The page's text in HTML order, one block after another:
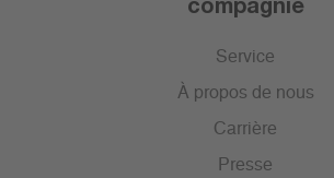
Service
À propos de nous
Carrière
Presse